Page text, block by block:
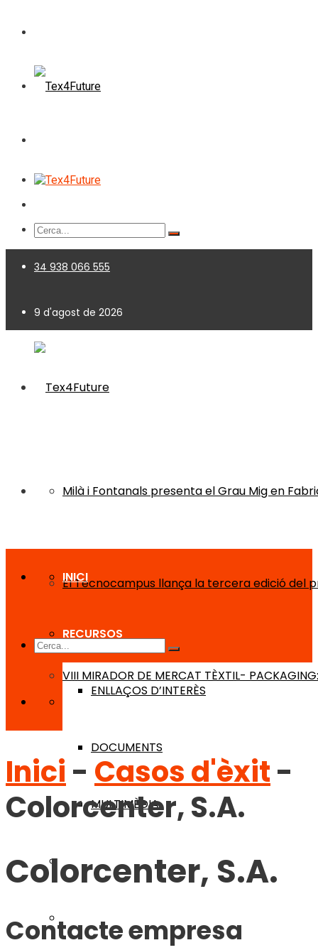
34 938 066 555
9 d'agost de 2026
Milà i Fontanals presenta el Grau Mig en
El Tecnocampus llança la tercera edició del
VIII MIRADOR DE MERCAT TÈXTIL-
INICI
RECURSOS
ENLLAÇOS D’INTERÈS
DOCUMENTS
MULTIMÈDIA
AGENDA
BLOG
Inici - Casos d'èxit-
Colorcenter, S.A.
Colorcenter, S.A.
Contacte empresa